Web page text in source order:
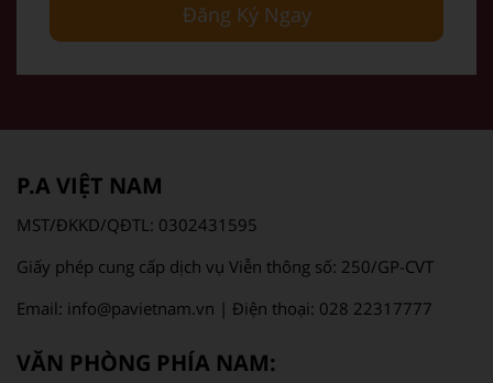
Đăng Ký Ngay
P.A VIỆT NAM
MST/ĐKKD/QĐTL: 0302431595
Giấy phép cung cấp dịch vụ Viễn thông số: 250/GP-CVT
Email: info@pavietnam.vn | Điện thoại: 028 22317777
VĂN PHÒNG PHÍA NAM: